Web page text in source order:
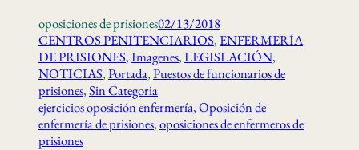
oposiciones de prisiones02/13/2018
CENTROS PENITENCIARIOS, ENFERMERÍA
DE PRISIONES, Imagenes, LEGISLACIÓN
NOTICIAS, Portada, Puestos de funcionarios de
prisiones, Sin Categoria
ejercicios oposición enfermería, Oposición de
enfermería de prisiones, oposiciones de enfermeros de
prisiones